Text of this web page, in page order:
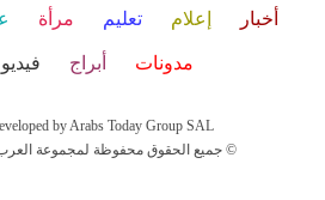
أخبار إعلام تعليم مرأة
مدونات أبراج فيديو
by Arabs Today Group SAL
جميع الحقوق محفوظة لمجموعة العرب اليوم الاعلامية 2025 ©